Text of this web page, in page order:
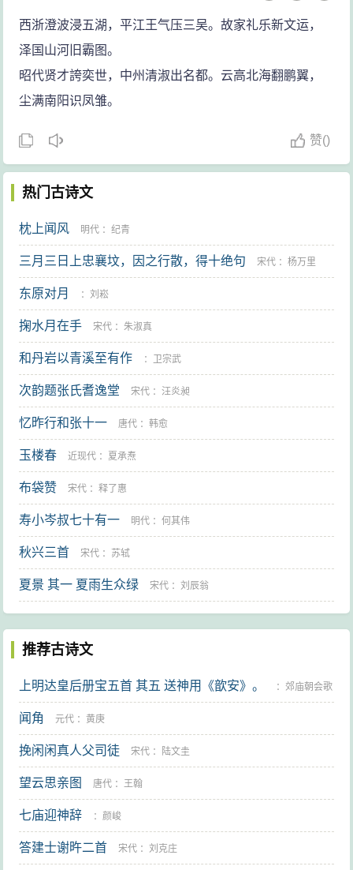
西浙澄波浸五湖，平江王气压三吴。故家礼乐新文运，
泽国山河旧霸图。
昭代贤才誇奕世，中州清淑出名都。云高北海翻鹏翼，
尘满南阳识凤雏。
赞()
热门古诗文
枕上闻风 明代 ：纪青
三月三日上忠襄坟，因之行散，得十绝句 宋代 ：杨万里
东原对月 ：刘崧
掬水月在手 宋代 ：朱淑真
和丹岩以青溪至有作 ： 卫宗武
次韵题张氏耆逸堂 宋代 ：汪炎昶
忆昨行和张十一 唐代 ：韩愈
玉楼春 近现代 ： 夏承焘
布袋赞 宋代 ：释了惠
寿小岑叔七十有一 明代 ：何其伟
秋兴三首 宋代 ： 苏轼
夏景 其一 夏雨生众绿 宋代 ：刘辰翁
推荐古诗文
上明达皇后册宝五首 其五 送神用《歆安》。 ：郊庙朝会歌
辞
闻角 元代 ：黄庚
挽闲闲真人父司徒 宋代 ： 陆文圭
望云思亲图 唐代 ：王翰
七庙迎神辞 ：颜峻
答建士谢旿二首 宋代 ：刘克庄